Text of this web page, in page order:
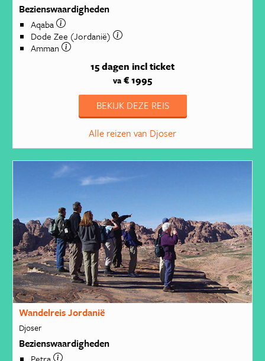
Bezienswaardigheden
Aqaba
Dode Zee (Jordanië)
Amman
15 dagen incl ticket
va € 1995
BEKIJK DEZE REIS
Alle reizen van Djoser
Wandelreis Jordanië
Djoser
Bezienswaardigheden
Petra